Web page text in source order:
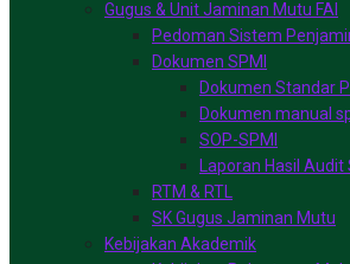
Gugus & Unit Jaminan Mutu FAI
Pedoman Sistem
Dokumen SPMI
Dokumen Standar
Dokumen manual
SOP-SPMI
Laporan Hasil Audit
RTM & RTL
SK Gugus Jaminan Mutu
Kebijakan Akademik